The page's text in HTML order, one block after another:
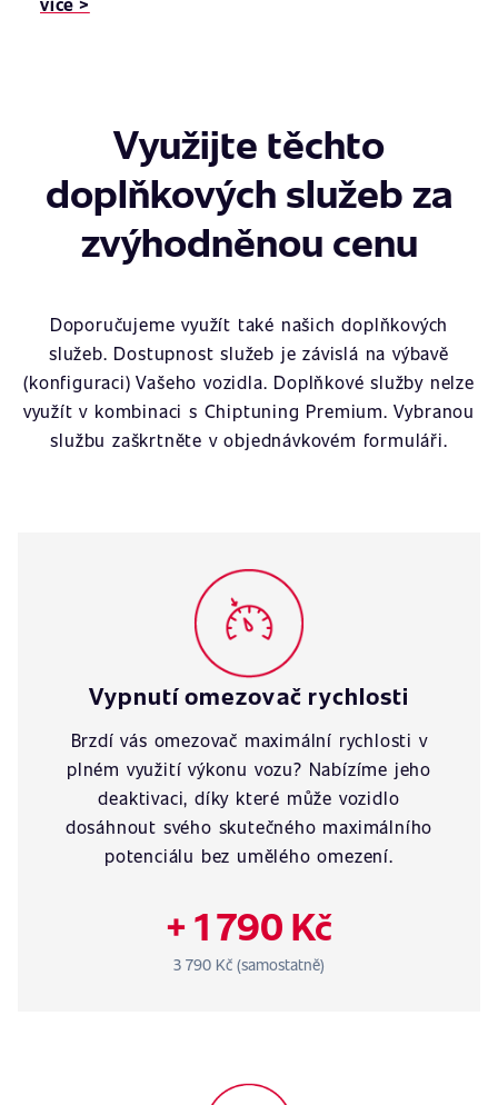
Využijte těchto
doplňkových služeb za
zvýhodněnou cenu
Doporučujeme využít také našich doplňkových
služeb. Dostupnost služeb je závislá na výbavě
(konfiguraci) Vašeho vozidla. Doplňkové služby nelze
využít v kombinaci s Chiptuning Premium. Vybranou
službu zaškrtněte v objednávkovém formuláři.
Vypnutí omezovač rychlosti
Brzdí vás omezovač maximální rychlosti v
plném využití výkonu vozu? Nabízíme jeho
deaktivaci, díky které může vozidlo
dosáhnout svého skutečného maximálního
potenciálu bez umělého omezení.
+ 1 790 Kč
3 790 Kč (samostatně)